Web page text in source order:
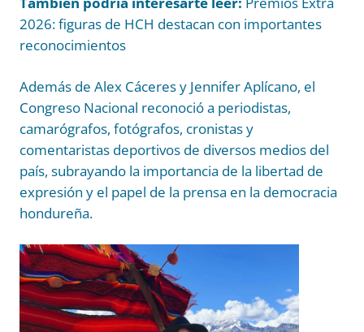
2026: figuras de HCH destacan con importantes
reconocimientos
Además de Alex Cáceres y Jennifer Aplícano, el
Congreso Nacional reconoció a periodistas,
camarógrafos, fotógrafos, cronistas y
comentaristas deportivos de diversos medios del
país, subrayando la importancia de la libertad de
expresión y el papel de la prensa en la democracia
hondureña.